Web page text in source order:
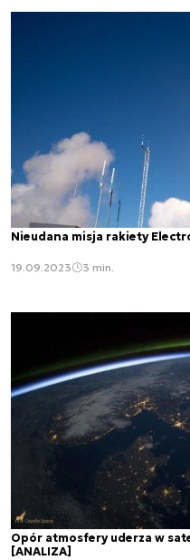
Nieudana misja rakiety
19.09.2023 3 min.
Opór atmosfery uderza w
[ANALIZA]